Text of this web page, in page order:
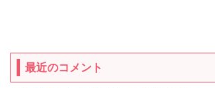
最近のコメント